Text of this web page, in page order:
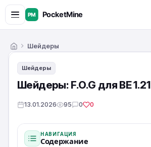
ГлавнаяШейдеры
Шейдеры
Шейдеры: F.O.G для BE 1.21
13.01.2026 95 0 0
НАВИГАЦИЯ
Содержание